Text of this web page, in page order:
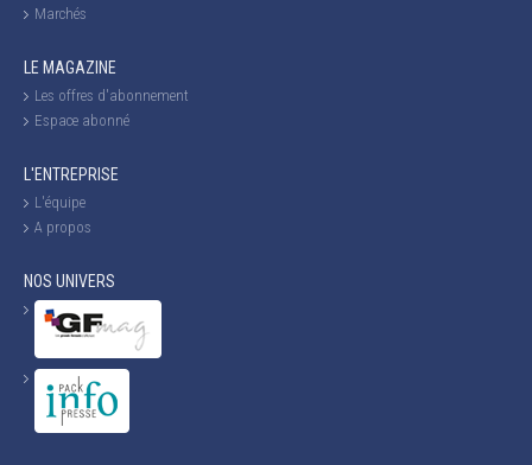
Marchés
LE MAGAZINE
Les offres d'abonnement
Espace abonné
L'ENTREPRISE
L'équipe
A propos
NOS UNIVERS